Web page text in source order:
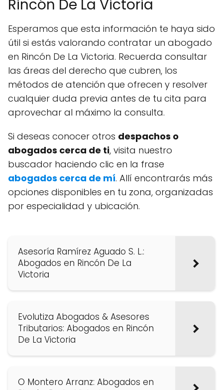
Rincón De La Victoria
Esperamos que esta información te haya sido
útil si estás valorando contratar un abogado
en Rincón De La Victoria. Recuerda consultar
las áreas del derecho que cubren, los
métodos de atención que ofrecen y resolver
cualquier duda previa antes de tu cita para
aprovechar al máximo la consulta.
Si deseas conocer otros despachos o
abogados cerca de ti, visita nuestro
buscador haciendo clic en la frase
abogados cerca de mí. Allí encontrarás más
opciones disponibles en tu zona, organizadas
por especialidad y ubicación.
Asesoría Ramírez Aguado S. L.:
Abogados en Rincón De La
Victoria
Evolutiza Abogados & Asesores
Tributarios: Abogados en Rincón
De La Victoria
O Montero Arranz: Abogados en